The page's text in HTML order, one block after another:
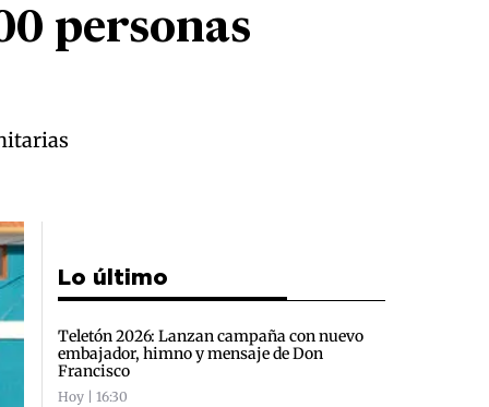
personas
Lo último
Teletón 2026: Lanzan campaña con nuevo
embajador, himno y mensaje de Don
Francisco
Hoy | 16:30